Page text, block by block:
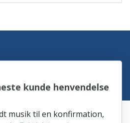
kunde henvendelse
musik til en konfirmation,